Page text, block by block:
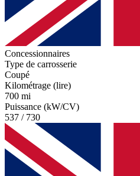
Concessionnaires
Type de carrosserie
Coupé
Kilométrage (lire)
700 mi
Puissance (kW/CV)
537 / 730